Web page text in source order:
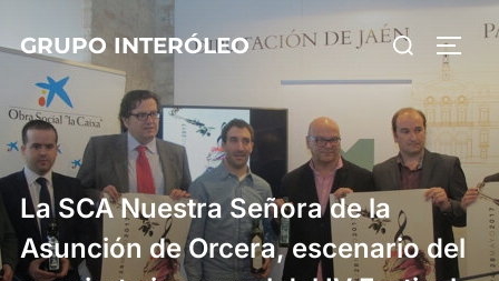
al
contenido
GRUPO INTERÓLEO Buscar:
La SCA Nuestra Señora de la
Asunción de Orcera, escenario del